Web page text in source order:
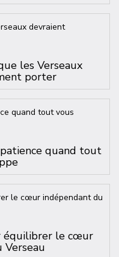
les Verseaux
porter
quand tout
équilibrer le cœur
Verseau